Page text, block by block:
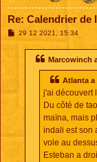
Re: Calendrier de
M29 12 2021, 15:34
Marcowinch
Atlanta a
j'ai découvert
Du côté de
maïna, mais
indali est son
vole au
Esteban a